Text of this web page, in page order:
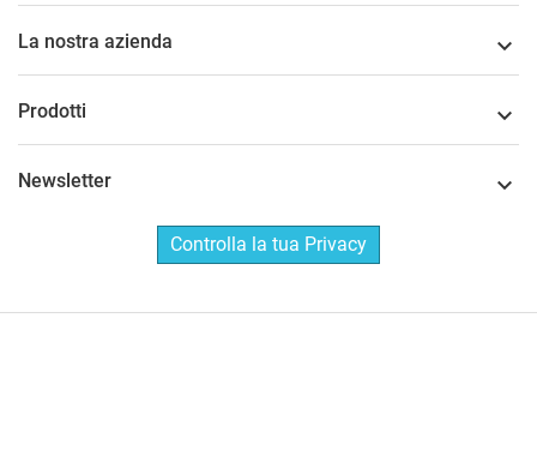
La nostra azienda 
Prodotti 
Newsletter 
Controlla la tua Privacy